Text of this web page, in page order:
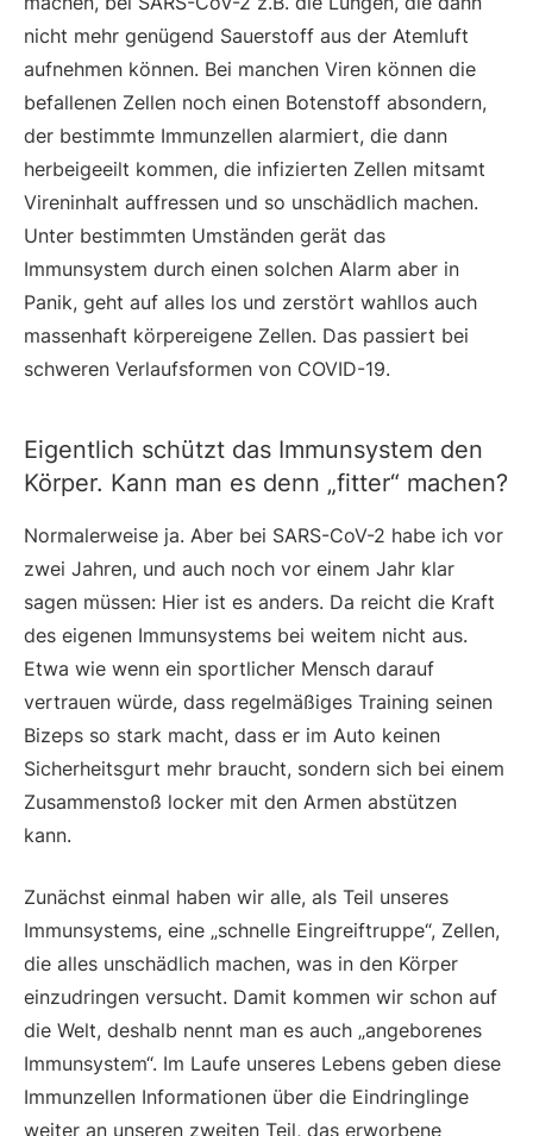
nicht mehr genügend Sauerstoff aus der Atemluft
aufnehmen können. Bei manchen Viren können die
befallenen Zellen noch einen Botenstoff absondern,
der bestimmte Immunzellen alarmiert, die dann
herbeigeeilt kommen, die infizierten Zellen mitsamt
Vireninhalt auffressen und so unschädlich machen.
Unter bestimmten Umständen gerät das
Immunsystem durch einen solchen Alarm aber in
Panik, geht auf alles los und zerstört wahllos auch
massenhaft körpereigene Zellen. Das passiert bei
schweren Verlaufsformen von COVID-19.
Eigentlich schützt das Immunsystem den
Körper. Kann man es denn „fitter“ machen?
Normalerweise ja. Aber bei SARS-CoV-2 habe ich vor
zwei Jahren, und auch noch vor einem Jahr klar
sagen müssen: Hier ist es anders. Da reicht die Kraft
des eigenen Immunsystems bei weitem nicht aus.
Etwa wie wenn ein sportlicher Mensch darauf
vertrauen würde, dass regelmäßiges Training seinen
Bizeps so stark macht, dass er im Auto keinen
Sicherheitsgurt mehr braucht, sondern sich bei einem
Zusammenstoß locker mit den Armen abstützen
kann.
Zunächst einmal haben wir alle, als Teil unseres
Immunsystems, eine „schnelle Eingreiftruppe“, Zellen,
die alles unschädlich machen, was in den Körper
einzudringen versucht. Damit kommen wir schon auf
die Welt, deshalb nennt man es auch „angeborenes
Immunsystem“. Im Laufe unseres Lebens geben diese
Immunzellen Informationen über die Eindringlinge
weiter an unseren zweiten Teil, das erworbene